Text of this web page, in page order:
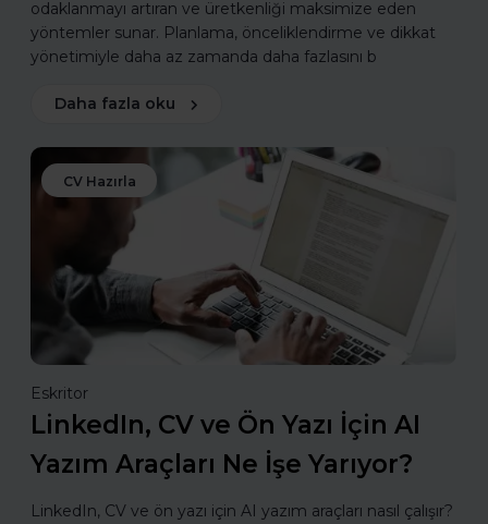
odaklanmayı artıran ve üretkenliği maksimize eden
yöntemler sunar. Planlama, önceliklendirme ve dikkat
yönetimiyle daha az zamanda daha fazlasını b
Daha fazla oku
CV Hazırla
Eskritor
LinkedIn, CV ve Ön Yazı İçin AI
Yazım Araçları Ne İşe Yarıyor?
LinkedIn, CV ve ön yazı için AI yazım araçları nasıl çalışır?